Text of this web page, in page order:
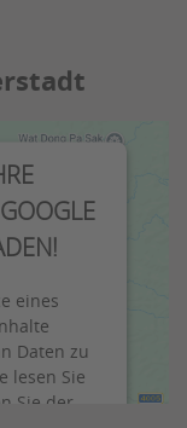
eines
Daten zu
lesen Sie
Sie der